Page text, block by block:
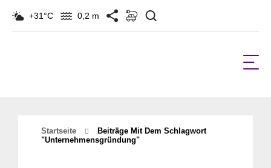
+31°C 0,2 m
Startseite
Beiträge Mit Dem Schlagwort
"unternehmensgründung"